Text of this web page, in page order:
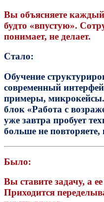
Вы объясняете
будто «впустую».
понимает, не делает.
Стало:
Обучение
современный
примеры,
блок «Работа с
уже завтра пробует
больше не
Было:
Вы ставите задачу, а
Приходится